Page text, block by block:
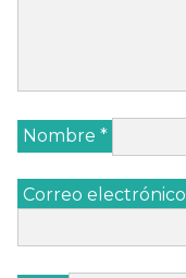
Nombre *
Correo electrónico